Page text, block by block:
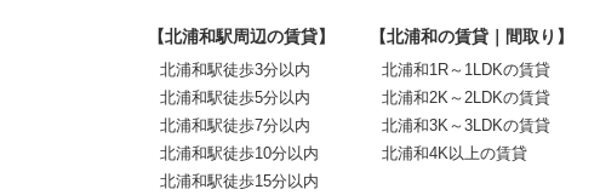
【北浦和駅周辺の賃貸】
北浦和駅徒歩3分以内
北浦和駅徒歩5分以内
北浦和駅徒歩7分以内
北浦和駅徒歩10分以内
北浦和駅徒歩15分以内
【北浦和の賃貸｜間取り】
北浦和1R～1LDKの賃貸
北浦和2K～2LDKの賃貸
北浦和3K～3LDKの賃貸
北浦和4K以上の賃貸